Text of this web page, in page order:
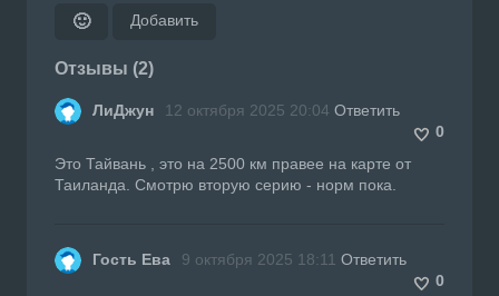
🙂 Добавить
Отзывы (2)
ЛиДжун 12 октября 2025 20:04 Ответить
0
Это Тайвань , это на 2500 км правее на карте от
Таиланда. Смотрю вторую серию - норм пока.
Гость Ева 9 октября 2025 18:11 Ответить
0